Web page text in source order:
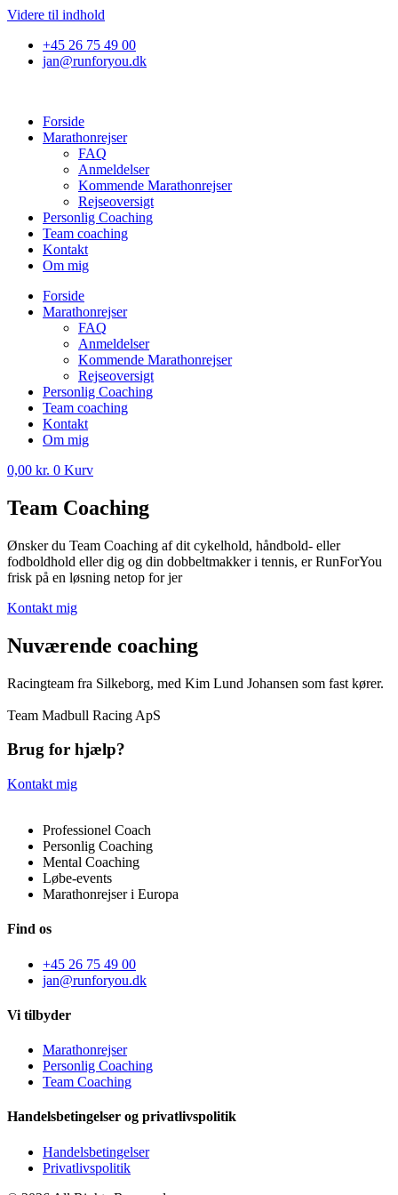
Videre til indhold
+45 26 75 49 00
jan@runforyou.dk
Forside
Marathonrejser
FAQ
Anmeldelser
Kommende Marathonrejser
Rejseoversigt
Personlig Coaching
Team coaching
Kontakt
Om mig
Forside
Marathonrejser
FAQ
Anmeldelser
Kommende Marathonrejser
Rejseoversigt
Personlig Coaching
Team coaching
Kontakt
Om mig
0,00 kr. 0 Kurv
Team Coaching
Ønsker du Team Coaching af dit cykelhold, håndbold- eller
fodboldhold eller dig og din dobbeltmakker i tennis, er RunForYou
frisk på en løsning netop for jer
Kontakt mig
Nuværende coaching
Racingteam fra Silkeborg, med Kim Lund Johansen som fast kører.
Team Madbull Racing ApS
Brug for hjælp?
Kontakt mig
Professionel Coach
Personlig Coaching
Mental Coaching
Løbe-events
Marathonrejser i Europa
Find os
+45 26 75 49 00
jan@runforyou.dk
Vi tilbyder
Marathonrejser
Personlig Coaching
Team Coaching
Handelsbetingelser og privatlivspolitik
Handelsbetingelser
Privatlivspolitik